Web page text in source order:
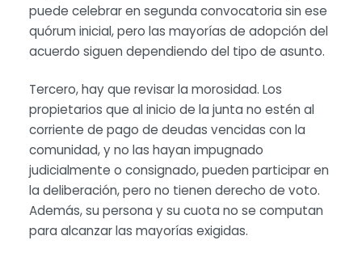
puede celebrar en segunda convocatoria sin ese
quórum inicial, pero las mayorías de adopción del
acuerdo siguen dependiendo del tipo de asunto.
Tercero, hay que revisar la morosidad. Los
propietarios que al inicio de la junta no estén al
corriente de pago de deudas vencidas con la
comunidad, y no las hayan impugnado
judicialmente o consignado, pueden participar en
la deliberación, pero no tienen derecho de voto.
Además, su persona y su cuota no se computan
para alcanzar las mayorías exigidas.